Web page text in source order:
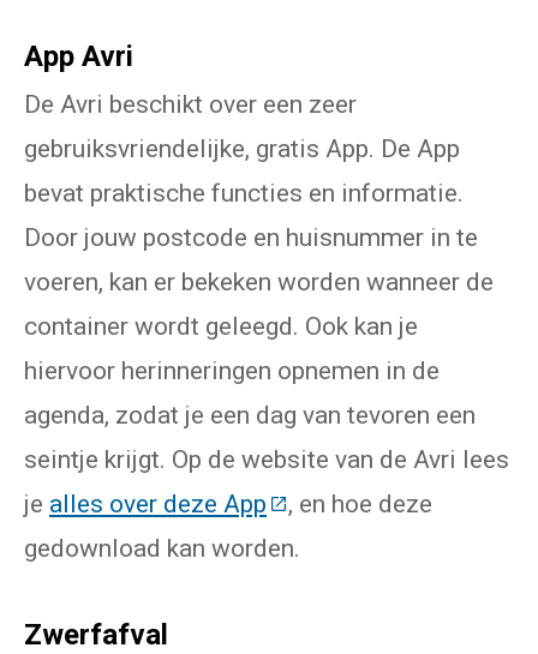
App Avri
De Avri beschikt over een zeer
gebruiksvriendelijke, gratis App. De App
bevat praktische functies en informatie.
Door jouw postcode en huisnummer in te
voeren, kan er bekeken worden wanneer de
container wordt geleegd. Ook kan je
hiervoor herinneringen opnemen in de
agenda, zodat je een dag van tevoren een
seintje krijgt. Op de website van de Avri lees
je alles over deze App (Deze link gaat naar
, en hoe deze
gedownload kan worden.
Zwerfafval